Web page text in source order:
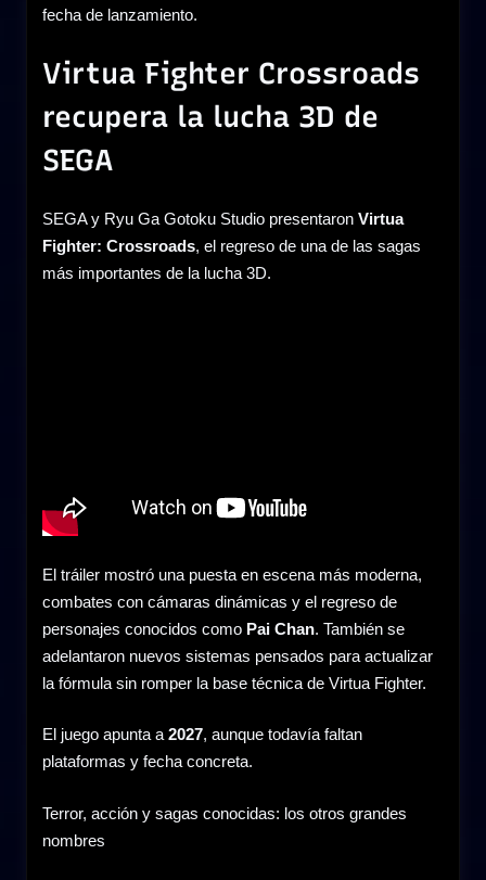
fecha de lanzamiento.
Virtua Fighter Crossroads
recupera la lucha 3D de
SEGA
SEGA y Ryu Ga Gotoku Studio presentaron Virtua
Fighter: Crossroads, el regreso de una de las sagas
más importantes de la lucha 3D.
El tráiler mostró una puesta en escena más moderna,
combates con cámaras dinámicas y el regreso de
personajes conocidos como Pai Chan. También se
adelantaron nuevos sistemas pensados para actualizar
la fórmula sin romper la base técnica de Virtua Fighter.
El juego apunta a 2027, aunque todavía faltan
plataformas y fecha concreta.
Terror, acción y sagas conocidas: los otros grandes
nombres